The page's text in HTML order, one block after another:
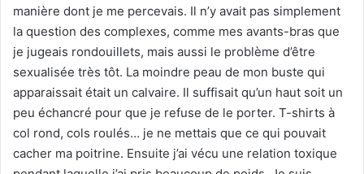
manière dont je me percevais. Il n’y avait pas simplement
la question des complexes, comme mes avants-bras que
je jugeais rondouillets, mais aussi le problème d’être
sexualisée très tôt. La moindre peau de mon buste qui
apparaissait était un calvaire. Il suffisait qu’un haut soit un
peu échancré pour que je refuse de le porter. T-shirts à
col rond, cols roulés… je ne mettais que ce qui pouvait
cacher ma poitrine. Ensuite j’ai vécu une relation toxique